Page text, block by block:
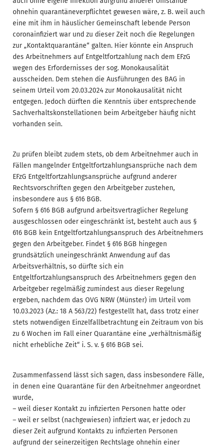
ohnehin quarantäneverpflichtet gewesen wäre, z. B. weil auch
eine mit ihm in häuslicher Gemeinschaft lebende Person
coronainfiziert war und zu dieser Zeit noch die Regelungen
zur „Kontaktquarantäne“ galten. Hier könnte ein Anspruch
des Arbeitnehmers auf Entgeltfortzahlung nach dem EFzG
wegen des Erfordernisses der sog. Monokausalität
ausscheiden. Dem stehen die Ausführungen des BAG in
seinem Urteil vom 20.03.2024 zur Monokausalität nicht
entgegen. Jedoch dürften die Kenntnis über entsprechende
Sachverhaltskonstellationen beim Arbeitgeber häufig nicht
vorhanden sein.
Zu prüfen bleibt zudem stets, ob dem Arbeitnehmer auch in
Fällen mangelnder Entgeltfortzahlungsansprüche nach dem
EFzG Entgeltfortzahlungsansprüche aufgrund anderer
Rechtsvorschriften gegen den Arbeitgeber zustehen,
insbesondere aus § 616 BGB.
Sofern § 616 BGB aufgrund arbeitsvertraglicher Regelung
ausgeschlossen oder eingeschränkt ist, besteht auch aus §
616 BGB kein Entgeltfortzahlungsanspruch des Arbeitnehmers
gegen den Arbeitgeber. Findet § 616 BGB hingegen
grundsätzlich uneingeschränkt Anwendung auf das
Arbeitsverhältnis, so dürfte sich ein
Entgeltfortzahlungsanspruch des Arbeitnehmers gegen den
Arbeitgeber regelmäßig zumindest aus dieser Regelung
ergeben, nachdem das OVG NRW (Münster) im Urteil vom
10.03.2023 (Az.: 18 A 563/22) festgestellt hat, dass trotz einer
stets notwendigen Einzelfallbetrachtung ein Zeitraum von bis
zu 6 Wochen im Fall einer Quarantäne eine „verhältnismäßig
nicht erhebliche Zeit“ i. S. v. § 616 BGB sei.
Zusammenfassend lässt sich sagen, dass insbesondere Fälle,
in denen eine Quarantäne für den Arbeitnehmer angeordnet
wurde,
– weil dieser Kontakt zu infizierten Personen hatte oder
– weil er selbst (nachgewiesen) infiziert war, er jedoch zu
dieser Zeit aufgrund Kontakts zu infizierten Personen
aufgrund der seinerzeitigen Rechtslage ohnehin einer